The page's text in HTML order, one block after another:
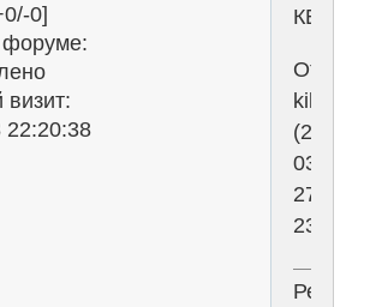
0]
22:20:38
КБ)
kikot
(2007-
03-
27